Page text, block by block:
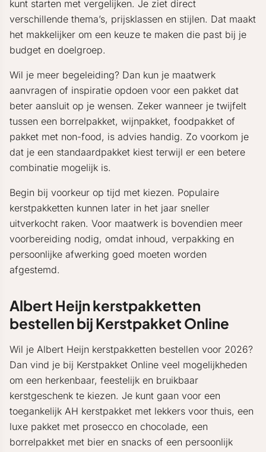
kunt starten met vergelijken. Je ziet direct
verschillende thema’s, prijsklassen en stijlen. Dat maakt
het makkelijker om een keuze te maken die past bij je
budget en doelgroep.
Wil je meer begeleiding? Dan kun je maatwerk
aanvragen of inspiratie opdoen voor een pakket dat
beter aansluit op je wensen. Zeker wanneer je twijfelt
tussen een borrelpakket, wijnpakket, foodpakket of
pakket met non-food, is advies handig. Zo voorkom je
dat je een standaardpakket kiest terwijl er een betere
combinatie mogelijk is.
Begin bij voorkeur op tijd met kiezen. Populaire
kerstpakketten kunnen later in het jaar sneller
uitverkocht raken. Voor maatwerk is bovendien meer
voorbereiding nodig, omdat inhoud, verpakking en
persoonlijke afwerking goed moeten worden
afgestemd.
Albert Heijn kerstpakketten
bestellen bij Kerstpakket Online
Wil je Albert Heijn kerstpakketten bestellen voor 2026?
Dan vind je bij Kerstpakket Online veel mogelijkheden
om een herkenbaar, feestelijk en bruikbaar
kerstgeschenk te kiezen. Je kunt gaan voor een
toegankelijk AH kerstpakket met lekkers voor thuis, een
luxe pakket met prosecco en chocolade, een
borrelpakket met bier en snacks of een persoonlijk